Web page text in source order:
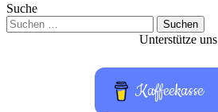
Suche
Suchen
nach:
Unterstütze uns
Kaffeekasse